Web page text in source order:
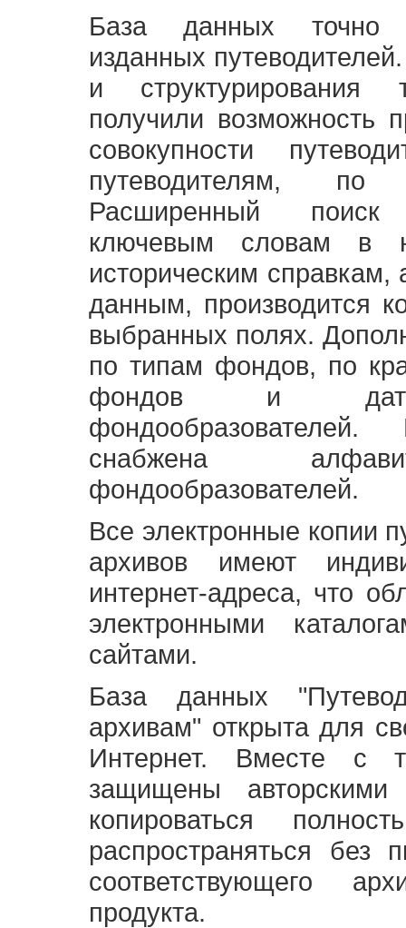
База данных точно
изданных
и структурирования
получили возможность
совокупности
путеводителям,
Расширенный
ключевым словам в
историческим
данным, производится
выбранных полях.
по типам фондов, по
фондов и
снабжена
фондообразователей.
Все электронные копии
архивов имеют
интернет-адреса, что
электронными
сайтами.
База данных
архивам" открыта для
Интернет. Вместе с
защищены
копироваться
распространяться без
соответствующего
продукта.